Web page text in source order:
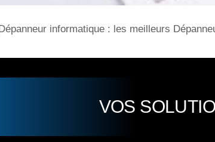
informatique : les meilleurs
VOS